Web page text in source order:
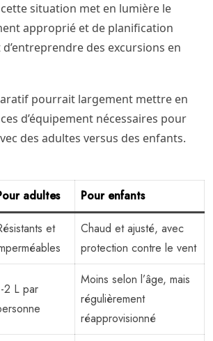
situation met en lumière le
approprié et de planification
des excursions en
pourrait largement mettre en
d’équipement nécessaires pour
des adultes versus des enfants.
adultes Pour enfants
et
Chaud et ajusté, avec
protection contre le vent
2 L par
Moins selon l’âge, mais
régulièrement
réapprovisionné